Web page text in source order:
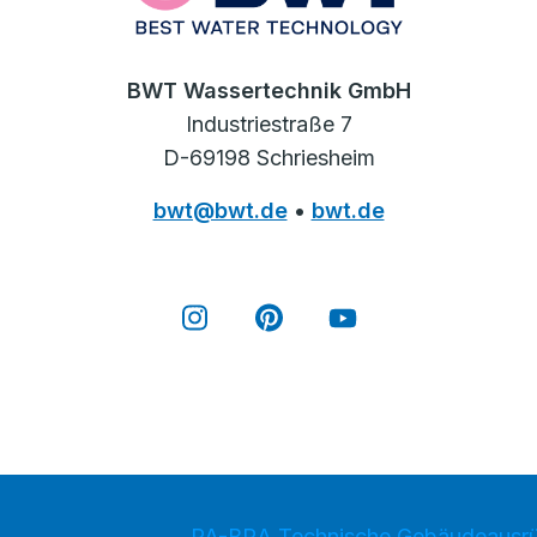
BWT Wassertechnik GmbH
Industriestraße 7
D-69198 Schriesheim
bwt@bwt.de• bwt.de